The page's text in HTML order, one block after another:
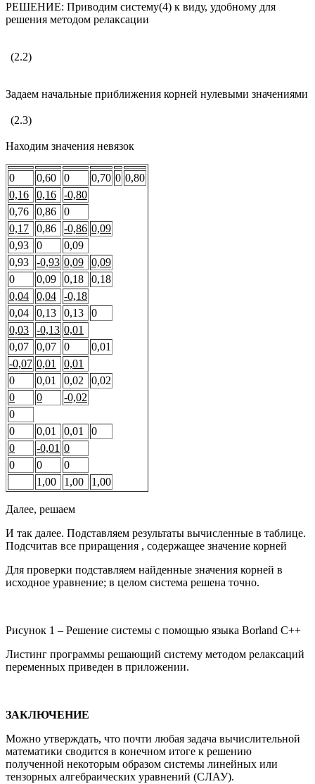
РЕШЕНИЕ: Приводим систему(4) к виду, удобному для
решения методом релаксации
(2.2)
Задаем начальные приближения корней нулевыми значениями
(2.3)
Находим значения невязок
0 0,60 0 0,70 0 0,80
0,16
0,16
-0,80
0,76
0,86
0
0,17
0,86 -0,86 0,09
0,93
0
0,09
0,93
-0,93 0,09
0,09
0
0,09 0,18
0,18
0,04
0,04
-0,18
0,04
0,13 0,13
0
0,03
-0,13 0,01
0,07
0,07 0
0,01
-0,07 0,01
0,01
0
0,01 0,02
0,02
0
0
-0,02
0
0
0,01 0,01
0
0
-0,01 0
0
0
0
1,00
1,00 1,00
Далее, решаем
И так далее. Подставляем результаты вычисленные в таблице.
Подсчитав все приращения , содержащее значение корней
Для проверки подставляем найденные значения корней в
исходное уравнение; в целом система решена точно.
Рисунок 1 – Решение системы с помощью языка Borland C++
Листинг программы решающий систему методом релаксаций
переменных приведен в приложении.
ЗАКЛЮЧЕНИЕ
Можно утверждать, что почти любая задача вычислительной
математики сводится в конечном итоге к решению
полученной некоторым образом системы линейных или
тензорных алгебраических уравнений (СЛАУ).